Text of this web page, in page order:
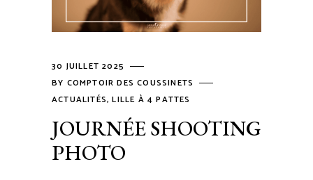
30 JUILLET 2025
BY COMPTOIR DES COUSSINETS
ACTUALITÉS,LILLE À 4 PATTES
JOURNÉE SHOOTING
PHOTO